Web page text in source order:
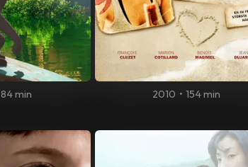
84 min 2010 • 154 min